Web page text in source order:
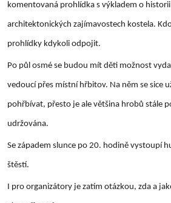
komentovaná prohlídka s výkladem o
architektonických zajímavostech kostela.
prohlídky kdykoli odpojit.
Po půl osmé se budou mít děti možnost
vedoucí přes místní hřbitov. Na něm se sice
pohřbívat, přesto je ale většina hrobů stále
udržována.
Se západem slunce po 20. hodině vystoupí
štěstí.
I pro organizátory je zatím otázkou, zda a